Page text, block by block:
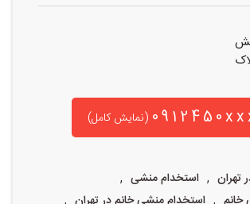
(نمایش کامل)
تهران , استخدام منشی ,